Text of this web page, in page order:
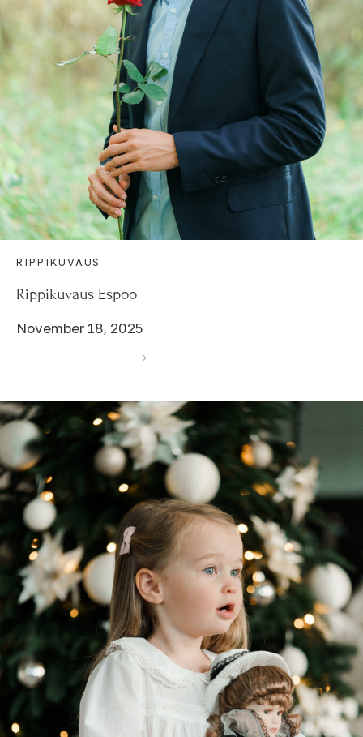
RIPPIKUVAUS
Rippikuvaus Espoo
November 18, 2025